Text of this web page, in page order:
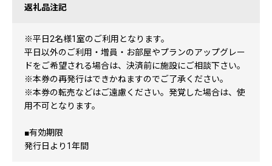
返礼品注記
※平日2名様1室のご利用となります。
平日以外のご利用・増員・お部屋やプランのアップグレー
ドをご希望される場合は、決済前に施設にご相談下さい。
※本券の再発行はできかねますのでご了承ください。
※本券の転売などはご遠慮ください。発覚した場合は、使
用不可となります。
■有効期限
発行日より1年間